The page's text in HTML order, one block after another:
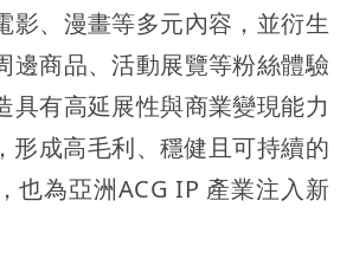
影、漫畫等多元內容，並衍生
邊商品、活動展覽等粉絲體驗
具有高延展性與商業變現能力
形成高毛利、穩健且可持續的
也為亞洲ACG IP 產業注入新